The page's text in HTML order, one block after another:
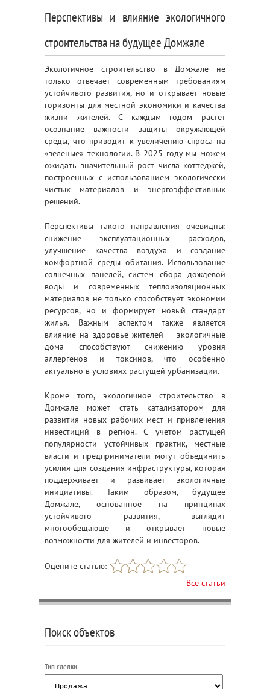
Перспективы и влияние экологичного
строительства на будущее Домжале
Экологичное строительство в Домжале не
только отвечает современным требованиям
устойчивого развития, но и открывает новые
горизонты для местной экономики и качества
жизни жителей. С каждым годом растет
осознание важности защиты окружающей
среды, что приводит к увеличению спроса на
«зеленые» технологии. В 2025 году мы можем
ожидать значительный рост числа коттеджей,
построенных с использованием экологически
чистых материалов и энергоэффективных
решений.
Перспективы такого направления очевидны:
снижение эксплуатационных расходов,
улучшение качества воздуха и создание
комфортной среды обитания. Использование
солнечных панелей, систем сбора дождевой
воды и современных теплоизоляционных
материалов не только способствует экономии
ресурсов, но и формирует новый стандарт
жилья. Важным аспектом также является
влияние на здоровье жителей — экологичные
дома способствуют снижению уровня
аллергенов и токсинов, что особенно
актуально в условиях растущей урбанизации.
Кроме того, экологичное строительство в
Домжале может стать катализатором для
развития новых рабочих мест и привлечения
инвестиций в регион. С учетом растущей
популярности устойчивых практик, местные
власти и предприниматели могут объединить
усилия для создания инфраструктуры, которая
поддерживает и развивает экологичные
инициативы. Таким образом, будущее
Домжале, основанное на принципах
устойчивого развития, выглядит
многообещающе и открывает новые
возможности для жителей и инвесторов.
Оцените статью:
Все статьи
Поиск объектов
Тип сделки